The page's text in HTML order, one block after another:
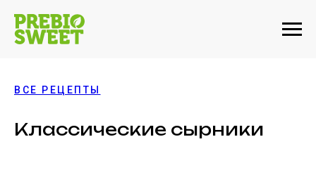
ВСЕ РЕЦЕПТЫ
Классические сырники